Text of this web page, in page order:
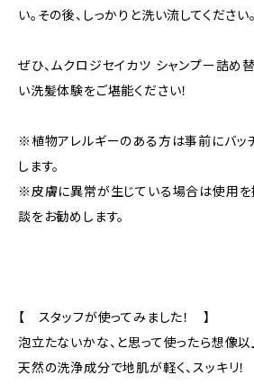
い。その後、しっかりと洗い流してください。
ぜひ、ムクロジセイカツ シャンプー詰め替
い洗髪体験をご堪能ください！
※植物アレルギーのある方は事前にバッ
します。
※皮膚に異常が生じている場合は使用を
談をお勧めします。
【 スタッフが使ってみました！ 】
泡立たないかな、と思って使ったら想像以
天然の洗浄成分で地肌が軽く、スッキリ！